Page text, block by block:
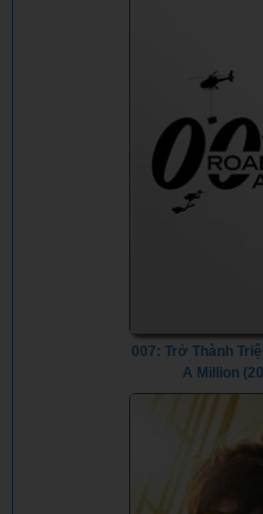
007: Trở Thành
A Million